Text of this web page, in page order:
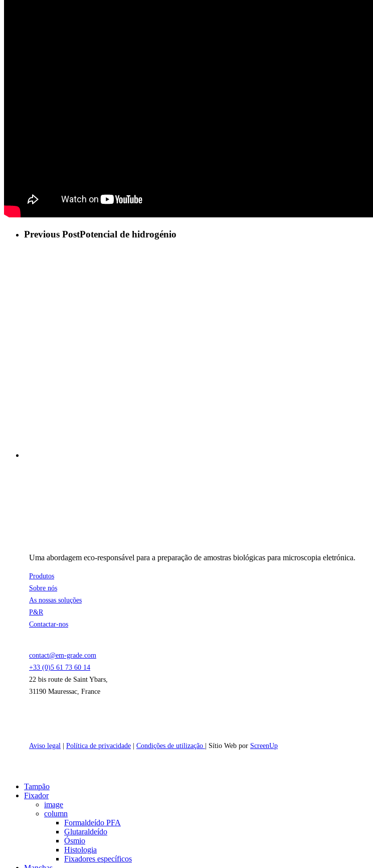
Previous PostPotencial de hidrogénio
Uma abordagem eco-responsável para a preparação de amostras biológicas para microscopia eletrónica.
Produtos
Sobre nós
As nossas soluções
P&R
Contactar-nos
contact@em-grade.com
+33 (0)5 61 73 60 14
22 bis route de Saint Ybars,
31190 Mauressac, France
Aviso legal | Política de privacidade | Condições de utilização | Sítio Web por ScreenUp
Close
Menu
Tampão
Fixador
image
column
Formaldeído PFA
Glutaraldeído
Ósmio
Histologia
Fixadores específicos